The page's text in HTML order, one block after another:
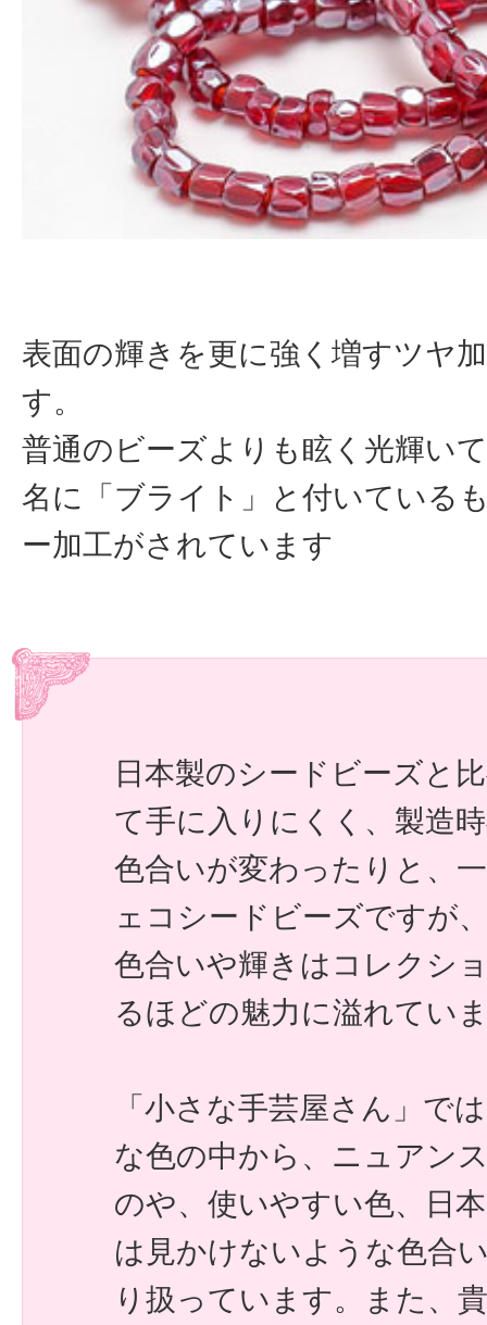
表面の輝きを更に強く増すツヤ
す。
普通のビーズよりも眩く光輝い
名に「ブライト」と付いている
ー加工がされています
日本製のシードビーズと
て手に入りにくく、製造
色合いが変わったりと、
ェコシードビーズですが
色合いや輝きはコレクシ
るほどの魅力に溢れてい
「小さな手芸屋さん」で
な色の中から、ニュアン
のや、使いやすい色、日
は見かけないような色合
り扱っています。また、